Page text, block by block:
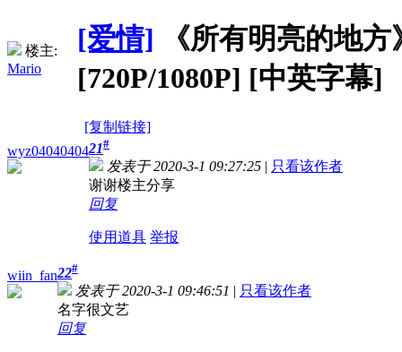
楼主:
Mario
[爱情]
《所有明亮的地
[720P/1080P] [中英字幕]
[复制链接]
wyz0404040421#
发表于 2020-3-1 09:27:25 | 只看该作者
谢谢楼主分享
回复
使用道具 举报
wiin_fan22#
发表于 2020-3-1 09:46:51 | 只看该作者
名字很文艺
回复